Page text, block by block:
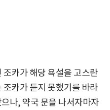
카가 해당 욕설을 고스란
카가 듣지 못했기를 바라
나, 약국 문을 나서자마자